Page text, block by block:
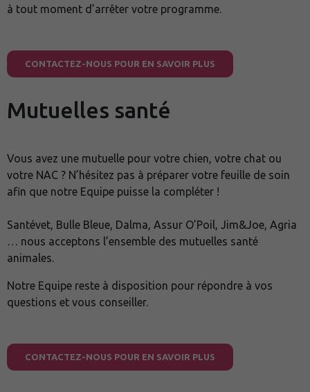
à tout moment d’arrêter votre programme.
CONTACTEZ-NOUS POUR EN SAVOIR PLUS
Mutuelles santé
Vous avez une mutuelle pour votre chien, votre chat ou
votre NAC ? N’hésitez pas à préparer votre feuille de soin
afin que notre Equipe puisse la compléter !
Santévet, Bulle Bleue, Dalma, Assur O’Poil, Jim&Joe, Agria
… nous acceptons l’ensemble des mutuelles santé
animales.
Notre Equipe reste à disposition pour répondre à vos
questions et vous conseiller.
CONTACTEZ-NOUS POUR EN SAVOIR PLUS